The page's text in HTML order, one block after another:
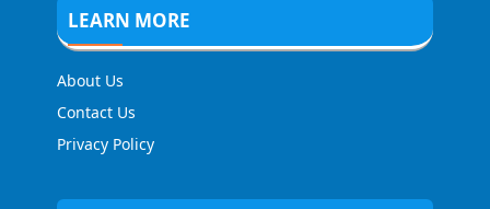
LEARN MORE
About Us
Contact Us
Privacy Policy